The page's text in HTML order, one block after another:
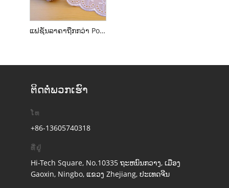
ແຟຊັ່ນລາຄາຖືກກວ່າ Polyester ສີຂາວ Bridal TC Lace Tim, ການຕັດຫຍິບ TC Lace
ຕິດ​ຕໍ່​ພວກ​ເຮົາ
ໂທ
+86-13605740318
ທີ່ຢູ່
Hi-Tech Square, No.10335 ຖະຫນົນກວາງ, ເມືອງ
Gaoxin, Ningbo, ແຂວງ Zhejiang, ປະເທດຈີນ